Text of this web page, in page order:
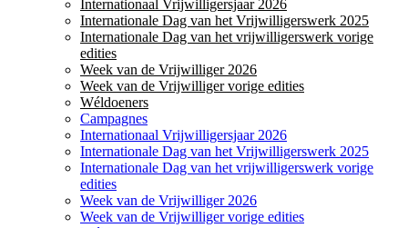
Internationaal Vrijwilligersjaar 2026
Internationale Dag van het Vrijwilligerswerk 2025
Internationale Dag van het vrijwilligerswerk vorige
edities
Week van de Vrijwilliger 2026
Week van de Vrijwilliger vorige edities
Wéldoeners
Campagnes
Internationaal Vrijwilligersjaar 2026
Internationale Dag van het Vrijwilligerswerk 2025
Internationale Dag van het vrijwilligerswerk vorige
edities
Week van de Vrijwilliger 2026
Week van de Vrijwilliger vorige edities